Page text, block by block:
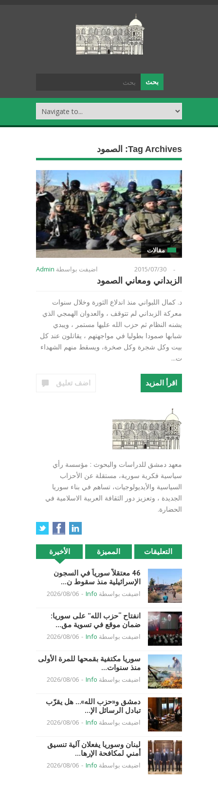
Tag Archives: الصمود
مقالات
اضيفت بواسطة Admin -
2015/07/30
الزبداني ومعاني الصمود
د. كمال اللبواني منذ اندلاع الثورة وخلال سنوات
معركة الزبداني لم تتوقف ، والعدوان الهمجي الذي
يشنه النظام ثم حزب الله عليها مستمر ، ويبدي
شبابها صمودا بطوليا في مواجهتهم ، يقاتلون عند كل
بيت وكل شجرة وكل صخرة، ويسقط منهم الشهداء
ت...
اقرأ المزيد اضف تعليق
معهد دمشق للدراسات والبحوث : مؤسسة رأي
سياسية فكرية سورية، مستقلة عن الأحزاب
السياسية والأيديولوجيات، تساهم في بناء سوريا
الجديدة ، وتعزيز دور الثقافة العربية الاسلامية في
الحضارة.
الأخيرة المميزة التعليقات
46 معتقلاً سورياً في السجون
الإسرائيلية منذ سقوط ن...
اضيفت بواسطة Info
-
2026/08/06
انفتاح “حزب الله” على سوريا:
ضمان موقع في تسوية مق...
اضيفت بواسطة Info
-
2026/08/06
سوريا مكتفية بقمحها للمرة الأولى
منذ سنوات...
اضيفت بواسطة Info
-
2026/08/06
دمشق و«حزب الله»… هل يقرّب
تبادل الرسائل الإ...
اضيفت بواسطة Info
-
2026/08/06
لبنان وسوريا يفعلان آلية تنسيق
أمني لمكافحة الإرها...
اضيفت بواسطة Info
-
2026/08/06